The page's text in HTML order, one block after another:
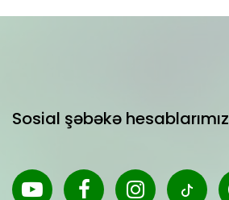
Sosial şəbəkə hesablarımız